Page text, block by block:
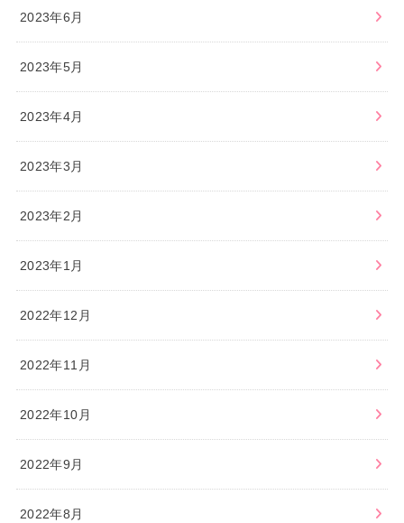
2023年6月
2023年5月
2023年4月
2023年3月
2023年2月
2023年1月
2022年12月
2022年11月
2022年10月
2022年9月
2022年8月